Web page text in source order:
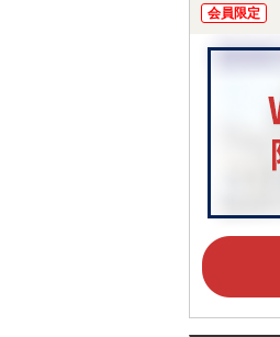
会員限定